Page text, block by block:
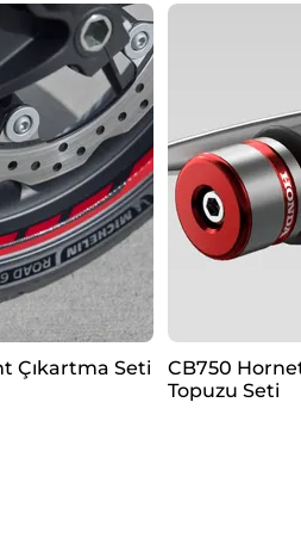
Çıkartma Seti
CB750
Topuzu Seti